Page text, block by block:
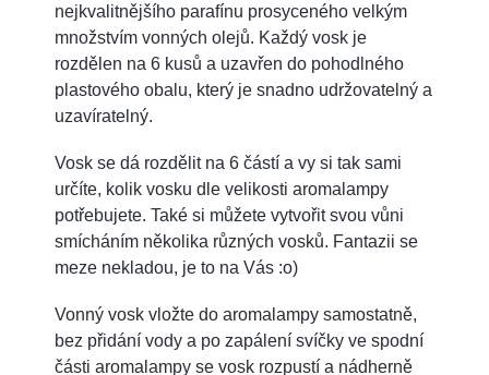
nejkvalitnějšího parafínu prosyceného velkým
množstvím vonných olejů. Každý vosk je
rozdělen na 6 kusů a uzavřen do pohodlného
plastového obalu, který je snadno udržovatelný a
uzavíratelný.
Vosk se dá rozdělit na 6 částí a vy si tak sami
určíte, kolik vosku dle velikosti aromalampy
potřebujete. Také si můžete vytvořit svou vůni
smícháním několika různých vosků. Fantazii se
meze nekladou, je to na Vás :o)
Vonný vosk vložte do aromalampy samostatně,
bez přidání vody a po zapálení svíčky ve spodní
části aromalampy se vosk rozpustí a nádherně